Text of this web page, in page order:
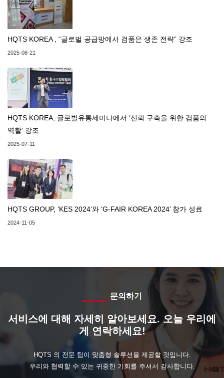
HQTS KOREA , “글로벌 공급망에서 검품은 생존 전략” 강조
2025-08-21
HQTS KOREA, 글로벌유통세미나에서 ‘신뢰 구축을 위한 검품의
역할’ 강조
2025-07-11
HQTS GROUP, ‘KES 2024’와 ‘G-FAIR KOREA 2024’ 참가 성료
2024-11-05
문의하기
서비스에 대해 자세히 알아보세요. 오늘 우리에
게 연락하세요!
HQTS 의 전문 팀이 맞춤형 솔루션을 제공할 것입니다.
우리와 협력할 수 있는 귀중한 기회를 주셔서 감사합니다.